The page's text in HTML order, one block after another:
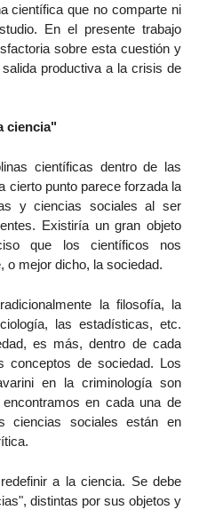
científica que no comparte ni
En el presente trabajo
sobre esta cuestión y
productiva a la crisis de
ciencia"
científicas dentro de las
cierto punto parece forzada la
y ciencias sociales al ser
Existiría un gran objeto
que los científicos nos
o mejor dicho, la sociedad.
la filosofía, la
las estadísticas, etc.
es más, dentro de cada
conceptos de sociedad. Los
en la criminología son
en cada una de
ciencias sociales están en
a la ciencia. Se debe
distintas por sus objetos y